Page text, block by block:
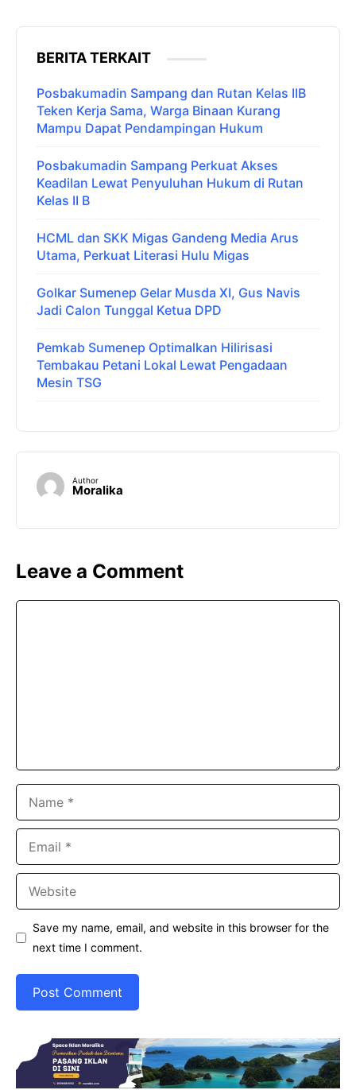
BERITA TERKAIT
Posbakumadin Sampang dan Rutan Kelas IIB
Teken Kerja Sama, Warga Binaan Kurang
Mampu Dapat Pendampingan Hukum
Posbakumadin Sampang Perkuat Akses
Keadilan Lewat Penyuluhan Hukum di Rutan
Kelas II B
HCML dan SKK Migas Gandeng Media Arus
Utama, Perkuat Literasi Hulu Migas
Golkar Sumenep Gelar Musda XI, Gus Navis
Jadi Calon Tunggal Ketua DPD
Pemkab Sumenep Optimalkan Hilirisasi
Tembakau Petani Lokal Lewat Pengadaan
Mesin TSG
Author
Moralika
Leave a Comment
Save my name, email, and website in this browser for the
next time I comment.